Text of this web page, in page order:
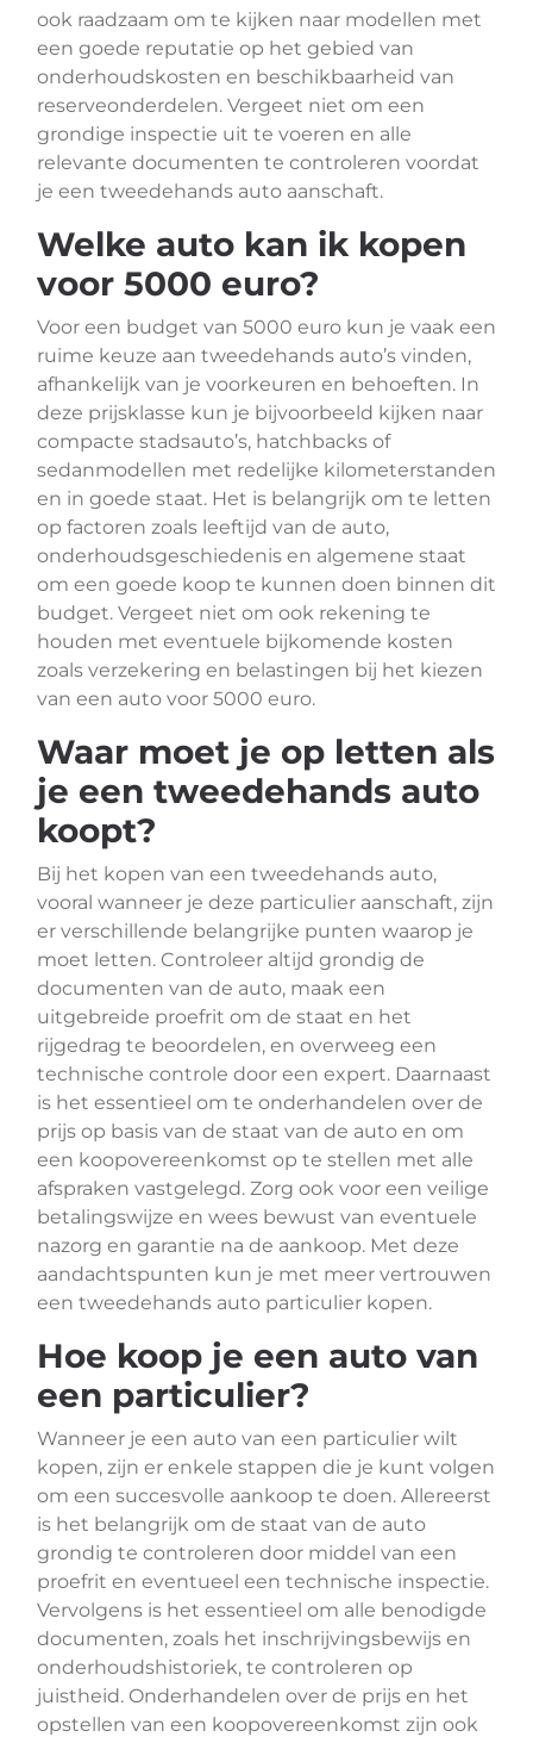
ook raadzaam om te kijken naar modellen met
een goede reputatie op het gebied van
onderhoudskosten en beschikbaarheid van
reserveonderdelen. Vergeet niet om een
grondige inspectie uit te voeren en alle
relevante documenten te controleren voordat
je een tweedehands auto aanschaft.
Welke auto kan ik kopen
voor 5000 euro?
Voor een budget van 5000 euro kun je vaak een
ruime keuze aan tweedehands auto’s vinden,
afhankelijk van je voorkeuren en behoeften. In
deze prijsklasse kun je bijvoorbeeld kijken naar
compacte stadsauto’s, hatchbacks of
sedanmodellen met redelijke kilometerstanden
en in goede staat. Het is belangrijk om te letten
op factoren zoals leeftijd van de auto,
onderhoudsgeschiedenis en algemene staat
om een goede koop te kunnen doen binnen dit
budget. Vergeet niet om ook rekening te
houden met eventuele bijkomende kosten
zoals verzekering en belastingen bij het kiezen
van een auto voor 5000 euro.
Waar moet je op letten als
je een tweedehands auto
koopt?
Bij het kopen van een tweedehands auto,
vooral wanneer je deze particulier aanschaft, zijn
er verschillende belangrijke punten waarop je
moet letten. Controleer altijd grondig de
documenten van de auto, maak een
uitgebreide proefrit om de staat en het
rijgedrag te beoordelen, en overweeg een
technische controle door een expert. Daarnaast
is het essentieel om te onderhandelen over de
prijs op basis van de staat van de auto en om
een koopovereenkomst op te stellen met alle
afspraken vastgelegd. Zorg ook voor een veilige
betalingswijze en wees bewust van eventuele
nazorg en garantie na de aankoop. Met deze
aandachtspunten kun je met meer vertrouwen
een tweedehands auto particulier kopen.
Hoe koop je een auto van
een particulier?
Wanneer je een auto van een particulier wilt
kopen, zijn er enkele stappen die je kunt volgen
om een succesvolle aankoop te doen. Allereerst
is het belangrijk om de staat van de auto
grondig te controleren door middel van een
proefrit en eventueel een technische inspectie.
Vervolgens is het essentieel om alle benodigde
documenten, zoals het inschrijvingsbewijs en
onderhoudshistoriek, te controleren op
juistheid. Onderhandelen over de prijs en het
opstellen van een koopovereenkomst zijn ook